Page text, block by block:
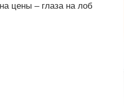
цены – глаза на лоб